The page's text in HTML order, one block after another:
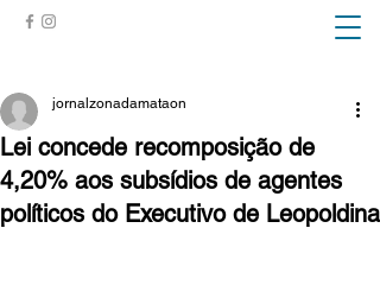
Lei concede recomposição de
4,20% aos subsídios de agentes
políticos do Executivo de Leopoldina
jornalzonadamataon